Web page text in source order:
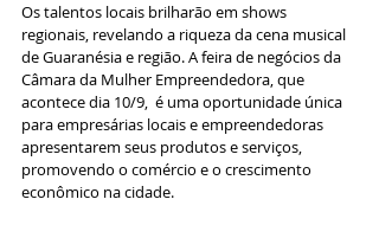
Os talentos locais brilharão em shows
regionais, revelando a riqueza da cena musical
de Guaranésia e região. A feira de negócios da
Câmara da Mulher Empreendedora, que
acontece dia 10/9,  é uma oportunidade única
para empresárias locais e empreendedoras
apresentarem seus produtos e serviços,
promovendo o comércio e o crescimento
econômico na cidade.